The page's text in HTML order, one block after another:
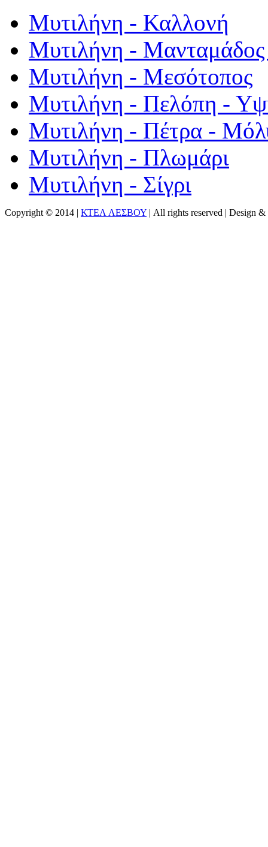
Μυτιλήνη - Καλλονή
Μυτιλήνη - Μανταμάδος
Μυτιλήνη - Μεσότοπος
Μυτιλήνη - Πελόπη -
Μυτιλήνη - Πέτρα -
Μυτιλήνη - Πλωμάρι
Μυτιλήνη - Σίγρι
Copyright © 2014 | ΚΤΕΛ ΛΕΣΒΟΥ | All rights reserved | Design &